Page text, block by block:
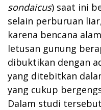
sondaicus) saat ini
selain perburuan
karena bencana
letusan gunung
dibuktikan dengan
yang ditebitkan
yang cukup
Dalam studi